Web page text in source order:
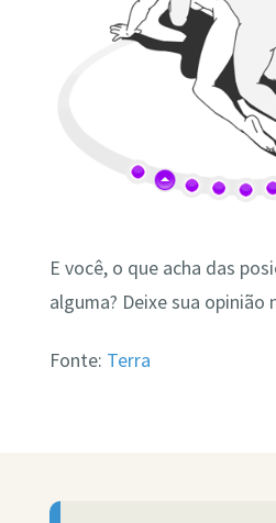
E você, o que acha das
alguma? Deixe sua opinião
Fonte: Terra